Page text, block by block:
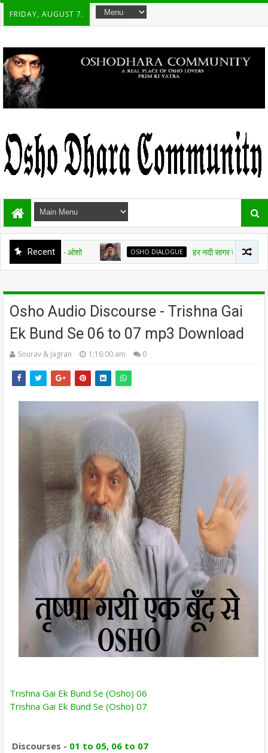
FRIDAY, AUGUST 7.
Recent OSHO DIALOGUE हर नदी सागर की तरफ जा रही है,
Osho Audio Discourse - Trishna Gai
Ek Bund Se 06 to 07 mp3 Download
Sourav & Jagran 1:16:00 am 0
Trishna Gai Ek Bund Se (Osho) 06
Trishna Gai Ek Bund Se (Osho) 07
Discourses - 01 to 05, 06 to 07